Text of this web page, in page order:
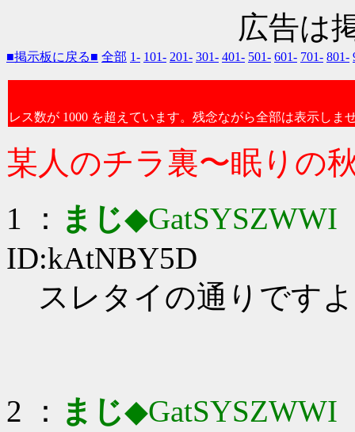
広告は
■掲示板に戻る■ 全部 1- 101- 201- 301- 401- 501- 601- 701- 801-
レス数が 1000 を超えています。残念ながら全部は表示しま
某人のチラ裏〜眠りの
1 ： まじ◆GatSYSZWWI
ID:kAtNBY5D
スレタイの通りです
2 ： まじ◆GatSYSZWWI